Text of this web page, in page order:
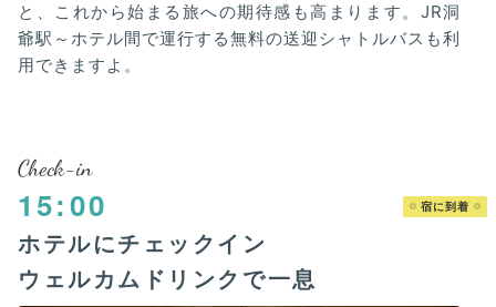
と、これから始まる旅への期待感も高まります。JR洞
爺駅～ホテル間で運行する無料の送迎シャトルバスも利
用できますよ。
Check-in
15:00 宿に到着
ホテルにチェックイン
ウェルカムドリンクで一息